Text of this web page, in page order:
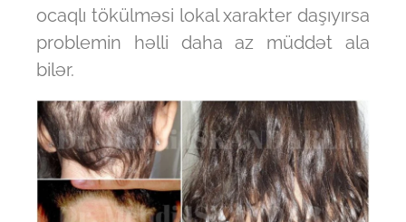
ocaqlı tökülməsi lokal xarakter daşıyırsa
problemin həlli daha az müddət ala
bilər.